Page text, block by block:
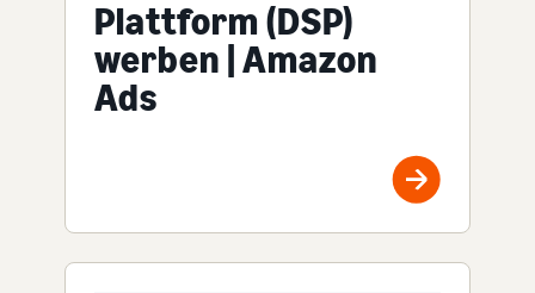
Plattform (DSP)
werben | Amazon
Ads